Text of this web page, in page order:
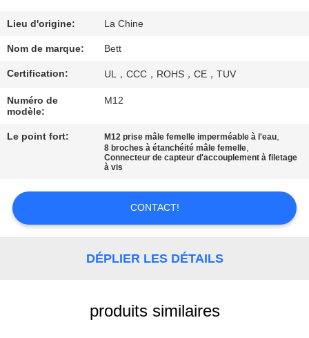
QUALITÉ
PLAN
DU
SITE
POLICY
Lieu d'origine: La Chine
Nom de marque: Bett
Certification: UL，CCC，ROHS，CE，TUV
Numéro de
modèle:
M12
Le point fort: M12 prise mâle femelle imperméable à l'eau,
8 broches à étanchéité mâle femelle,
Connecteur de capteur d'accouplement à filetage
à vis
CONTACT!
DÉPLIER LES DÉTAILS
produits similaires